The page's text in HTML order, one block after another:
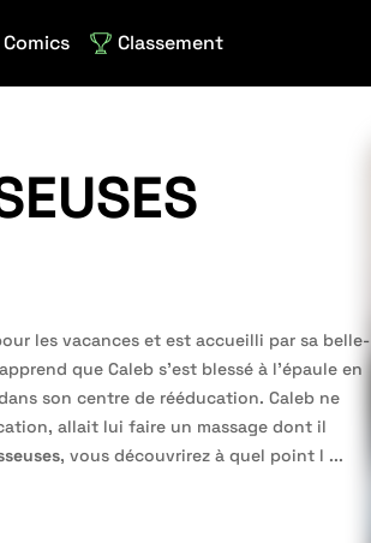
Comics Classement
les vacances et est accueilli par sa belle-
que Caleb s’est blessé à l’épaule en
son centre de rééducation. Caleb ne
allait lui faire un massage dont il
, vous découvrirez à quel point l ...